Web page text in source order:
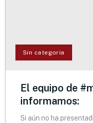
Sin categoría
El equipo de
informamos:
Si aún no ha